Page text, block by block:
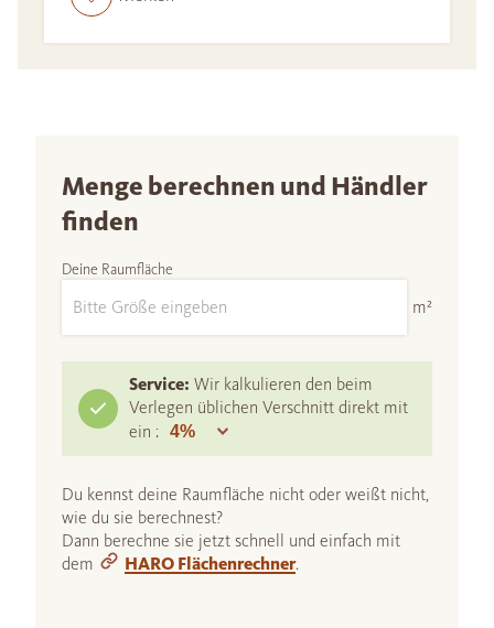
Menge berechnen und Händler
finden
Deine Raumfläche
m²
Service: Wir kalkulieren den beim
Verlegen üblichen Verschnitt direkt mit
ein :
Du kennst deine Raumfläche nicht oder weißt nicht,
wie du sie berechnest?
Dann berechne sie jetzt schnell und einfach mit
dem
HARO Flächenrechner.